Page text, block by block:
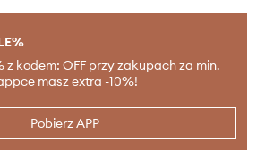
z kodem: OFF przy zakupach za min.
masz extra -10%!
Pobierz APP